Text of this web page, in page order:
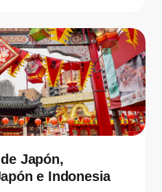
Japón,
e Indonesia